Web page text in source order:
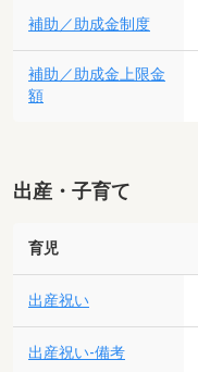
補助／助成金制度
補助／助成金上限金
額
出産・子育て
育児
出産祝い
出産祝い-備考